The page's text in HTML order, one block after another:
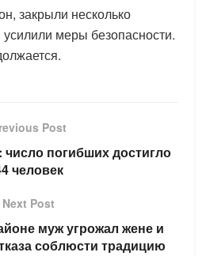
закрыли несколько
меры безопасности.
Post
число погибших достигло
человек
Next Post
муж угрожал жене и
соблюсти традицию